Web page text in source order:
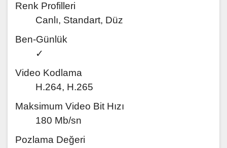
Renk Profilleri
Canlı, Standart, Düz
Ben-Günlük
✓
Video Kodlama
H.264, H.265
Maksimum Video Bit Hızı
180 Mb/sn
Pozlama Değeri